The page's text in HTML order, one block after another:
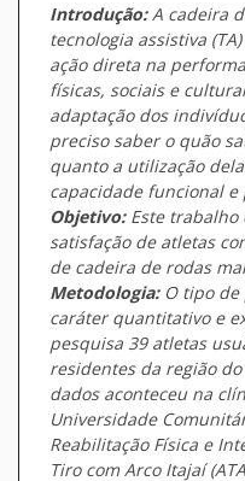
Introdução:A cadeira
tecnologia assistiva
ação direta na
físicas, sociais e
adaptação dos
preciso saber o quão
quanto a utilização
capacidade funcional
Objetivo: Este
satisfação de atletas
de cadeira de rodas
Metodologia:O tipo de
caráter quantitativo e
pesquisa 39 atletas
residentes da região
dados aconteceu na
Universidade
Reabilitação Física e
Tiro com Arco Itajaí